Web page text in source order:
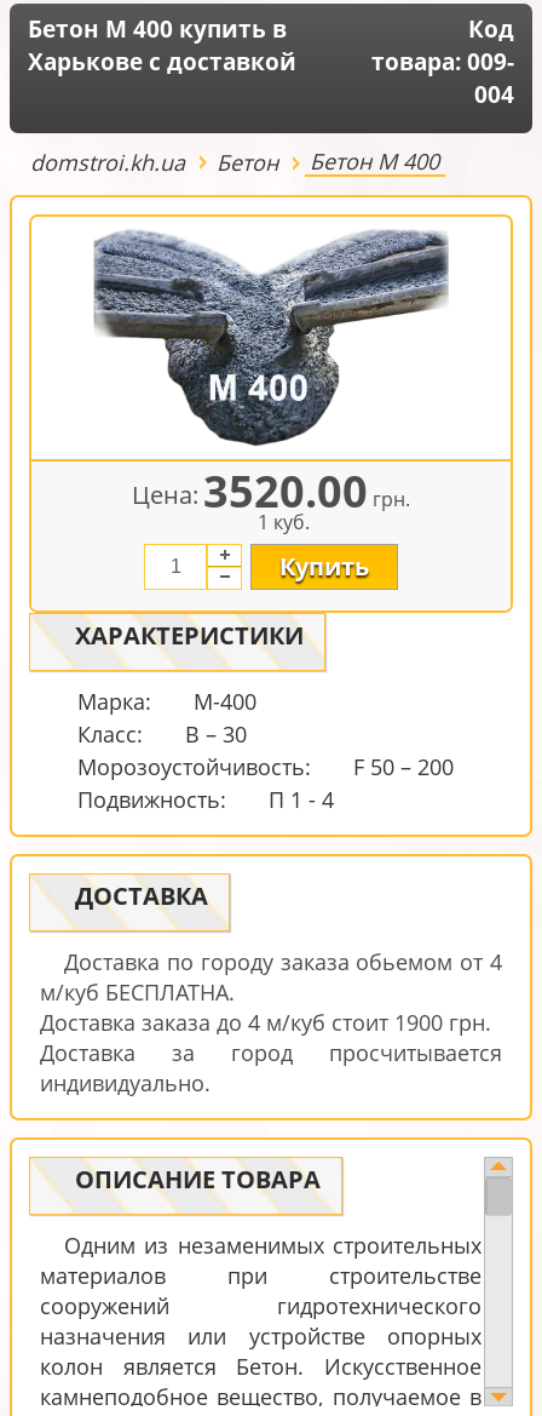
Бетон М 400 купить в
Харькове с доставкой
Код
товара:009-
004
domstroi.kh.ua Бетон Бетон М 400
Цена: 3520.00 грн.
1 куб.
Купить
ХАРАКТЕРИСТИКИ
Марка:
М-400
Класс:
В – 30
Морозоустойчивость:
F 50 – 200
Подвижность:
П 1 - 4
ДОСТАВКА
Доставка по городу заказа обьемом от 4
м/куб БЕСПЛАТНА.
Доставка заказа до 4 м/куб стоит 1900 грн.
Доставка за город просчитывается
индивидуально.
ОПИСАНИЕ ТОВАРА
Одним из незаменимых строительных
материалов при строительстве
сооружений гидротехнического
назначения или устройстве опорных
колон является Бетон. Искусственное
камнеподобное вещество, получаемое в